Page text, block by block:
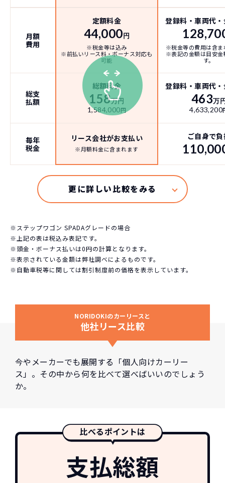
月額
費用
定額料金
44,000円
※税金等は込み
※前払いリース料・ボーナス対応も
可能
登録料・車両代
※税金等の費用は含ま
※表記の金額は目安金
す。
総支
払額
総額料金
158万円
1,584,000円
登録料・車両代
463万
4,633,200
毎年
税金
リース会社がお支払い
※月額料金に含まれます
ご自身で
※ステップワゴン SPADAグレードの場合
※上記の表は税込み表記です。
※頭金・ボーナス払いは0円の計算となります。
※表示されている金額は弊社調べによるものです。
※自動車税等に関しては割引制度前の価格を表示しています。
NORIDOKIのカーリースと
他社リース比較
今やメーカーでも展開する「個人向けカーリー
ス」。その中から何を比べて選べばいいのでしょう
か。
比べるポイントは
支払総額